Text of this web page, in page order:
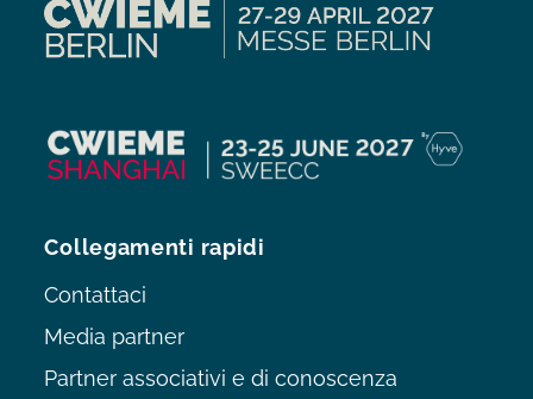
Collegamenti rapidi
Contattaci
Media partner
Partner associativi e di conoscenza